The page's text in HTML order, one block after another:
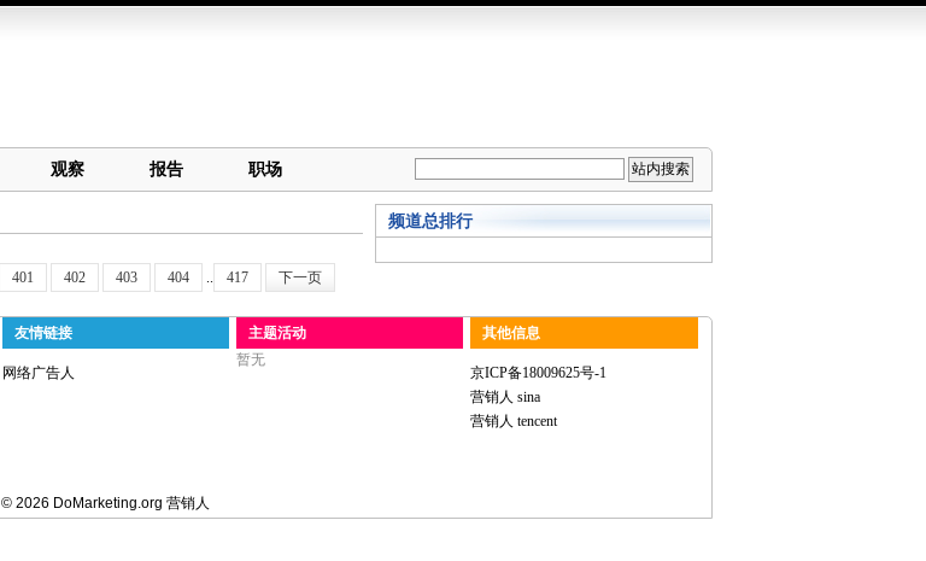
观察 报告 职场
401 402 403 404 .. 417 下一页
频道总排行
友情链接
网络广告人
主题活动
暂无
其他信息
京ICP备18009625号-1
营销人 sina
营销人 tencent
© 2026 DoMarketing.org 营销人